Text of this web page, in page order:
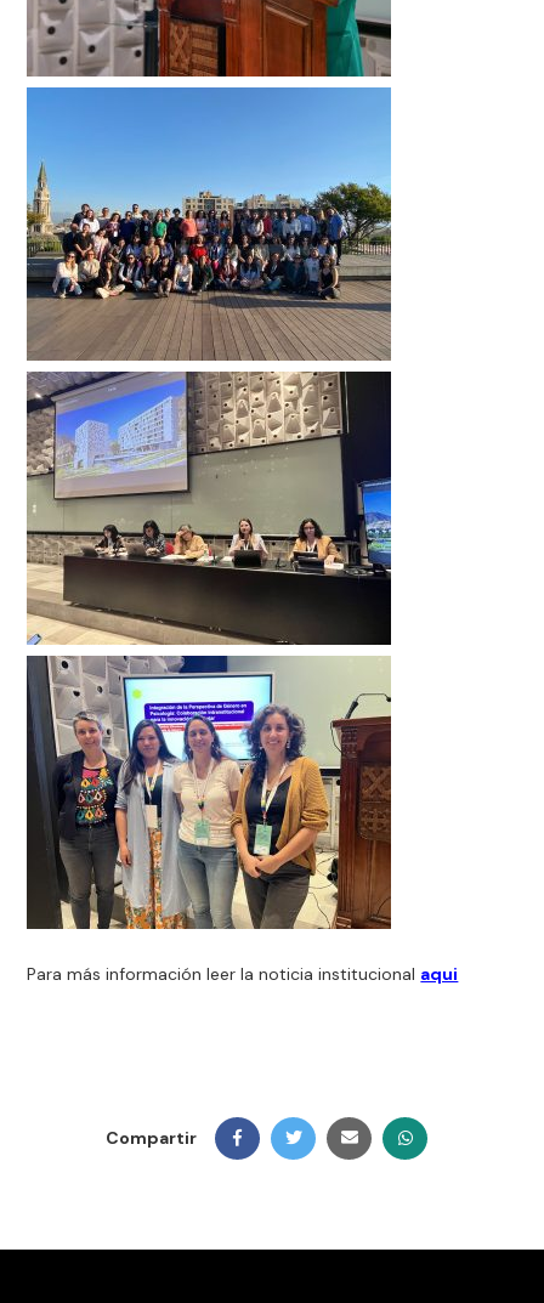
Para más información leer la noticia institucional aqui
Compartir